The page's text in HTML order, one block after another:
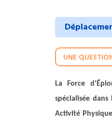
UNE
La Force
spécialisée
Activité